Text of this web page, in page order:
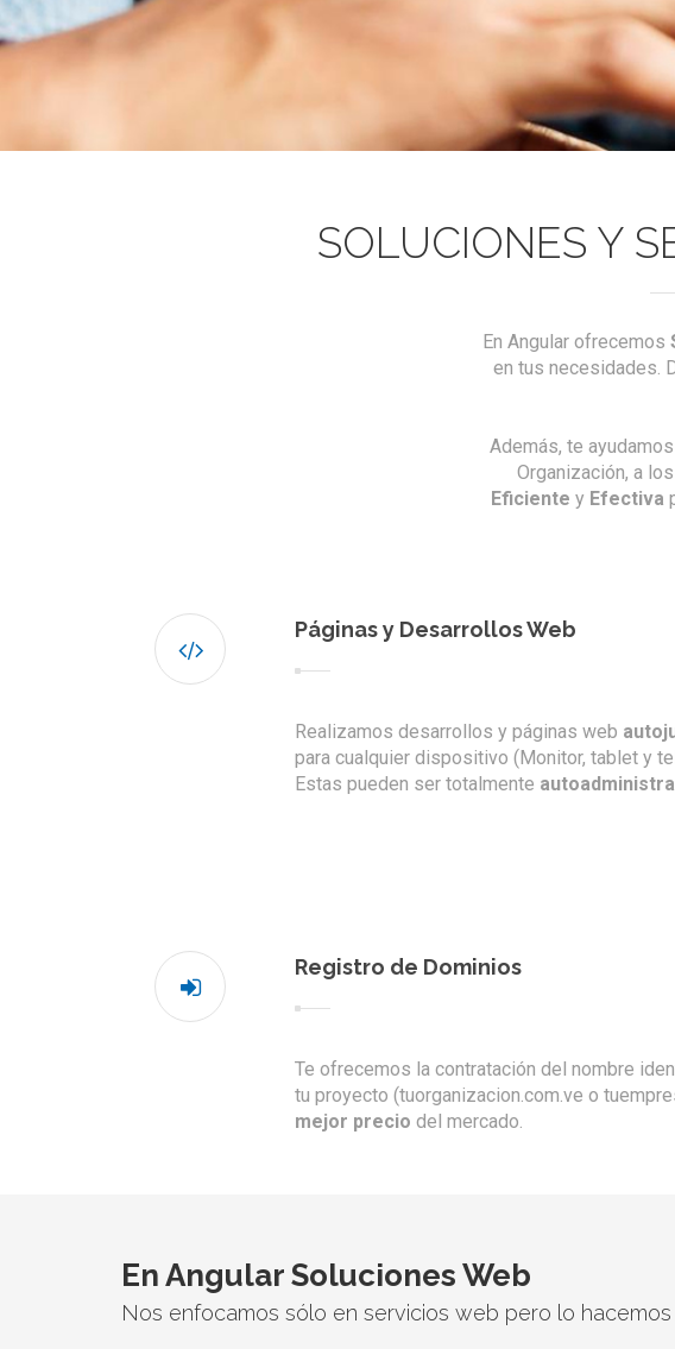
SOLUCIONES Y
En Angular ofrecemos
en tus necesidades.
Además, te
Organización, a
Eficiente y Efectiva
Páginas y Desarrollos Web
Realizamos desarrollos y páginas web
para cualquier dispositivo (Monitor, tablet y
Estas pueden ser totalmente
Registro de Dominios
Te ofrecemos la contratación del nombre
tu proyecto (tuorganizacion.com.ve o
mejor precio del mercado.
En Angular Soluciones Web
Nos enfocamos sólo en servicios web pero lo hacemos
posicionamiento seo en buscadores, alta posicionamiento buscadores, posicionamiento en los buscadores, posicionamiento de
empresa de seo, seo empresa, seo para empresas, posicionar mi web en google, como posicionar mi web, posicionar mi web, como
paginas web, seo optimizacion, optimizacion en buscadores, alta en buscadores, seo buscadores, alta buscadores, buscadores seo,
posicionamiento web natural, posicionamiento natural seo, posicionamiento natural web, posicionamiento seo natural, posicionamiento